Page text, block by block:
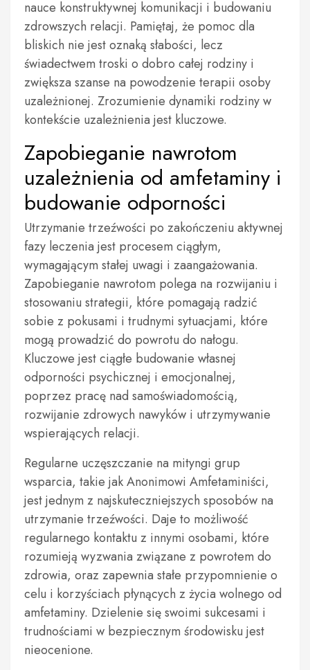
nauce konstruktywnej komunikacji i budowaniu
zdrowszych relacji. Pamiętaj, że pomoc dla
bliskich nie jest oznaką słabości, lecz
świadectwem troski o dobro całej rodziny i
zwiększa szanse na powodzenie terapii osoby
uzależnionej. Zrozumienie dynamiki rodziny w
kontekście uzależnienia jest kluczowe.
Zapobieganie nawrotom
uzależnienia od amfetaminy i
budowanie odporności
Utrzymanie trzeźwości po zakończeniu aktywnej
fazy leczenia jest procesem ciągłym,
wymagającym stałej uwagi i zaangażowania.
Zapobieganie nawrotom polega na rozwijaniu i
stosowaniu strategii, które pomagają radzić
sobie z pokusami i trudnymi sytuacjami, które
mogą prowadzić do powrotu do nałogu.
Kluczowe jest ciągłe budowanie własnej
odporności psychicznej i emocjonalnej,
poprzez pracę nad samoświadomością,
rozwijanie zdrowych nawyków i utrzymywanie
wspierających relacji.
Regularne uczęszczanie na mityngi grup
wsparcia, takie jak Anonimowi Amfetaminiści,
jest jednym z najskuteczniejszych sposobów na
utrzymanie trzeźwości. Daje to możliwość
regularnego kontaktu z innymi osobami, które
rozumieją wyzwania związane z powrotem do
zdrowia, oraz zapewnia stałe przypomnienie o
celu i korzyściach płynących z życia wolnego od
amfetaminy. Dzielenie się swoimi sukcesami i
trudnościami w bezpiecznym środowisku jest
nieocenione.